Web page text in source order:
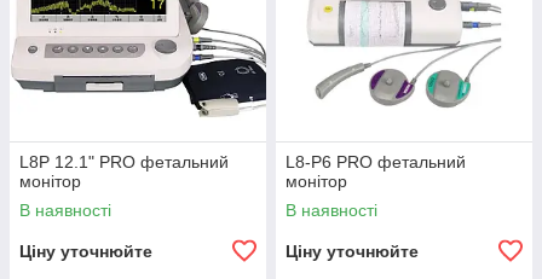
L8P 12.1" PRO фетальний
монітор
В наявності
Ціну уточнюйте
L8-P6 PRO фетальний
монітор
В наявності
Ціну уточнюйте